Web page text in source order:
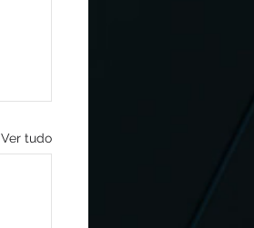
Ver tudo